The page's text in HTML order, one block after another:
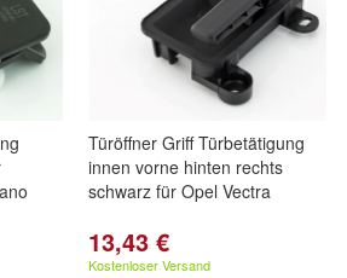
Türöffner Griff Türbetätigung
innen vorne hinten rechts
schwarz für Opel Vectra
13,43 €
Kostenloser Versand